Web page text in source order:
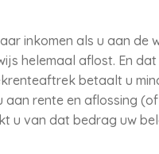
inkomen als u aan de
helemaal aflost. En
betaalt u
rente en aflossing
u van dat bedrag uw